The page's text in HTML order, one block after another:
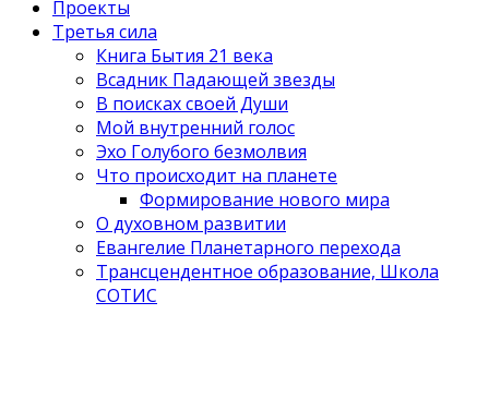
Проекты
Третья сила
Книга Бытия 21 века
Всадник Падающей звезды
В поисках своей Души
Мой внутренний голос
Эхо Голубого безмолвия
Что происходит на планете
Формирование нового мира
О духовном развитии
Евангелие Планетарного перехода
Трансцендентное образование, Школа
СОТИС